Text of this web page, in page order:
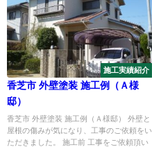
施工実績紹介
香芝市 外壁塗装 施工例（Ａ様
邸）
香芝市 外壁塗装 施工例（Ａ様邸） 外壁と
屋根の傷みが気になり、工事のご依頼をい
ただきました。 施工前 工事をご依頼頂い